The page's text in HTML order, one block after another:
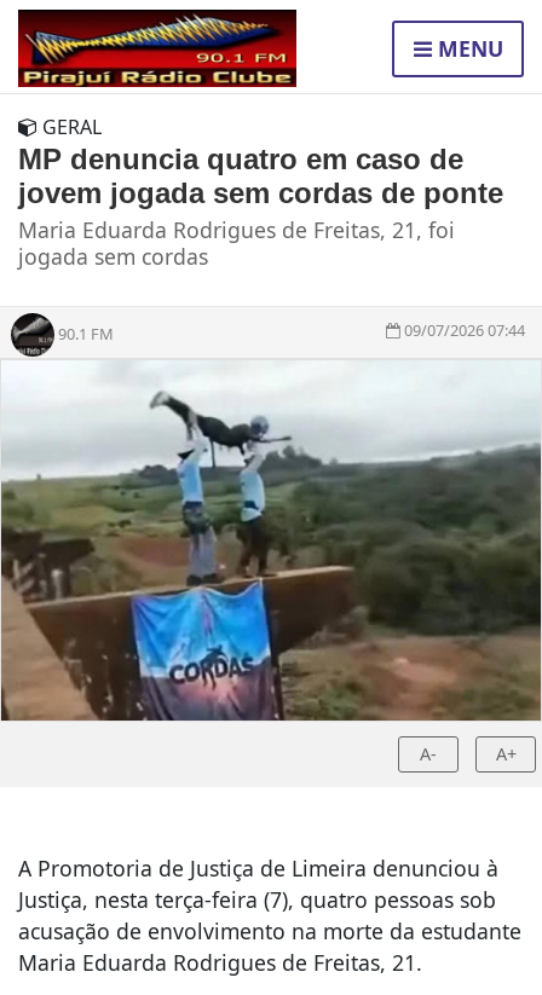
MENU
GERAL
MP denuncia quatro em caso de
jovem jogada sem cordas de ponte
Maria Eduarda Rodrigues de Freitas, 21, foi
jogada sem cordas
90.1 FM 09/07/2026 07:44
A- A+
A Promotoria de Justiça de Limeira denunciou à
Justiça, nesta terça-feira (7), quatro pessoas sob
acusação de envolvimento na morte da estudante
Maria Eduarda Rodrigues de Freitas, 21.